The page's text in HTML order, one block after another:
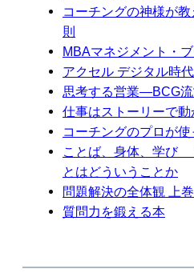
コーチングの神様が
則
MBAマネジメント・
アクセル デジタル時
思考する営業―BCG
仕事はストーリーで動
コーチングのプロが
ことば、身体、学び
とはどういうことか
問題解決の全体観 上
質問力を鍛える本